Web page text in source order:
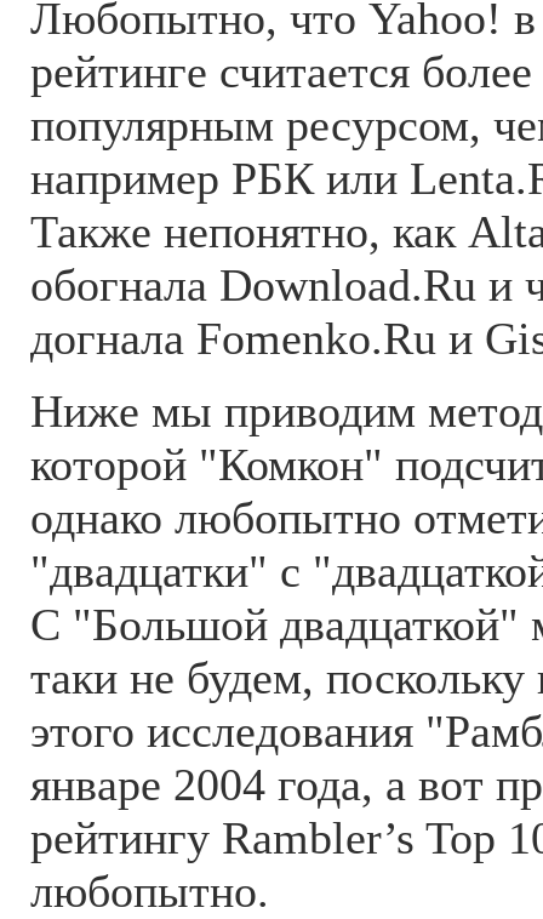
Любопытно, что Yahoo! в
рейтинге считается более
популярным ресурсом,
например РБК или
Также непонятно, как
обогнала Download.Ru и
догнала Fomenko.Ru и
Ниже мы приводим
которой "Комкон"
однако любопытно
"двадцатки" с
С "Большой двадцаткой"
таки не будем,
этого исследования
январе 2004 года, а вот
рейтингу Rambler’s Top
любопытно.